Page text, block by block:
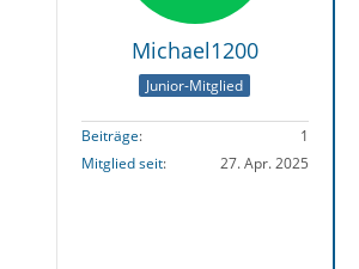
Michael1200
Junior-Mitglied
Beiträge
1
Mitglied seit
27. Apr. 2025